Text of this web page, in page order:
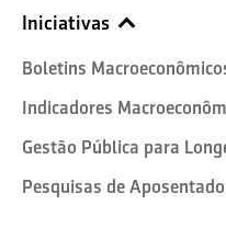
Iniciativas
Boletins
Indicadores
Gestão Pública para
Pesquisas de